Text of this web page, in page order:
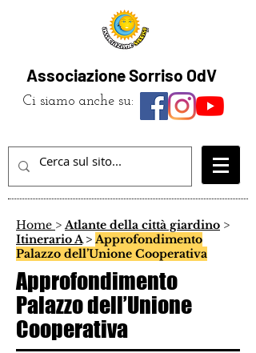
Associazione Sorriso OdV
Ci siamo anche su:
Home >Atlante della città giardino >
Itinerario A>Approfondimento
Palazzo dell’Unione Cooperativa
Approfondimento
Palazzo dell’Unione
Cooperativa